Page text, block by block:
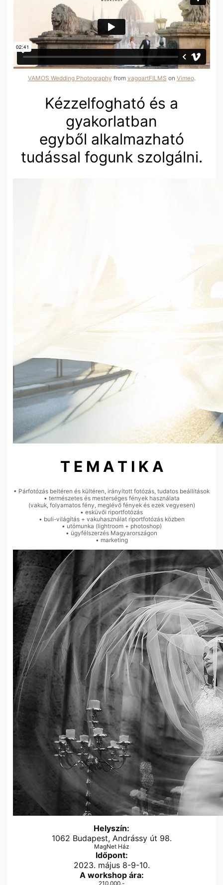
VAMOS Wedding Photography from vagoartFILMS on Vimeo.
Kézzelfogható és a
gyakorlatban
egyből alkalmazható
tudással fogunk szolgálni.
T E M A T I K A
• Párfotózás beltéren és kültéren, irányított fotózás, tudatos beállítások
• természetes és mesterséges fények használata
(vakuk, folyamatos fény, meglévő fények és ezek vegyesen)
• esküvői riportfotózás
• buli-világítás + vakuhasználat riportfotózás közben
• utómunka (lightroom + photoshop)
• ügyfélszerzés Magyarországon
• marketing
Helyszín:
1062 Budapest, Andrássy út 98.
MagNet Ház
Időpont:
2023. május 8-9-10.
A workshop ára:
210.000.-